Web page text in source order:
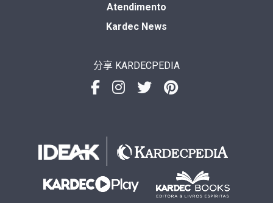
Atendimento
Kardec News
分享 KARDECPEDIA